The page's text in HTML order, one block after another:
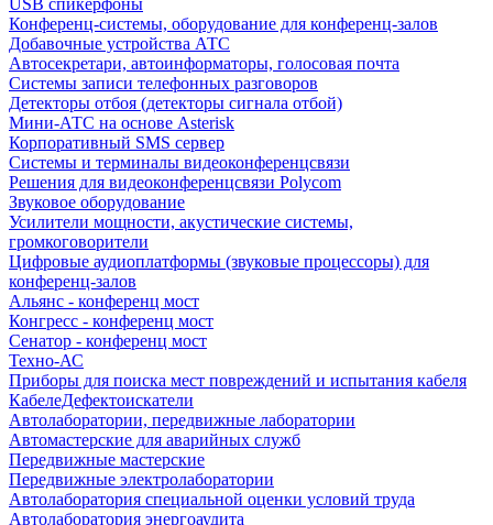
USB спикерфоны
Конференц-системы, оборудование для конференц-залов
Добавочные устройства АТС
Автосекретари, автоинформаторы, голосовая почта
Системы записи телефонных разговоров
Детекторы отбоя (детекторы сигнала отбой)
Мини-АТС на основе Asterisk
Корпоративный SMS сервер
Системы и терминалы видеоконференцсвязи
Решения для видеоконференцсвязи Polycom
Звуковое оборудование
Усилители мощности, акустические системы,
громкоговорители
Цифровые аудиоплатформы (звуковые процессоры) для
конференц-залов
Альянс - конференц мост
Конгресс - конференц мост
Сенатор - конференц мост
Техно-АС
Приборы для поиска мест повреждений и испытания кабеля
КабелеДефектоискатели
Автолаборатории, передвижные лаборатории
Автомастерские для аварийных служб
Передвижные мастерские
Передвижные электролаборатории
Автолаборатория специальной оценки условий труда
Автолаборатория энергоаудита